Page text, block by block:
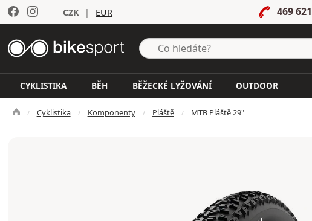
CZK | EUR 469
CYKLISTIKA BĚH BĚŽECKÉ LYŽOVÁNÍ OUTDOOR
Cyklistika Komponenty Pláště MTB Pláště 29"